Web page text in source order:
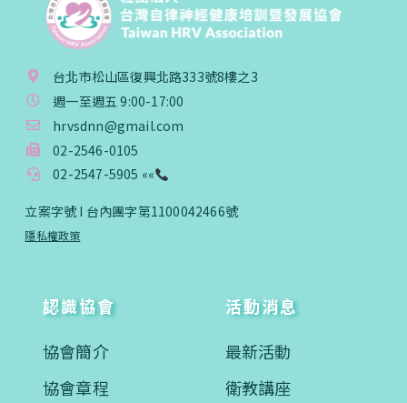
台北市松山區復興北路333號8樓之3
週一至週五 9:00-17:00
hrvsdnn@gmail.com
02-2546-0105
02-2547-5905 ««
立案字號 I 台內團字第1100042466號
隱私權政策
認識協會
協會簡介
協會章程
活動消息
最新活動
衛教講座